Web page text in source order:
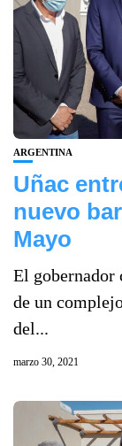
ARGENTINA
Uñac
nuevo
Mayo
El gobernador
de un
del...
marzo 30, 2021